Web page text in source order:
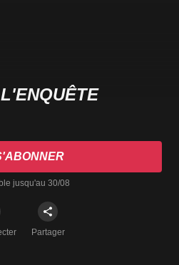
jusqu'au 30/08
Partager